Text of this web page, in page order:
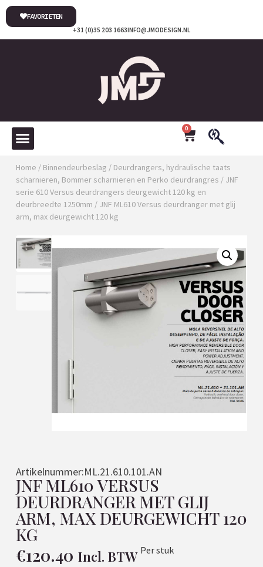
INFO@JMODESIGN.NL
+31 (0)35 203 1663
FAVORIETEN
0
Home / Binnendeurbeslag / Deurdrangers, hydraulische taats
scharnieren, Bommer scharnieren en Perko deurdrangres / JNF
serie 610 Versus deurdrangers deurgewicht 120 kg en
deurbreedte 1250mm / JNF ML610 Versus deurdranger met glij
arm, max deurgewicht 120 kg
Artikelnummer:ML.21.610.101.AN
JNF ML610 VERSUS
DEURDRANGER MET GLIJ
ARM, MAX DEURGEWICHT 120
KG
€120.40 Incl. BTW Per stuk